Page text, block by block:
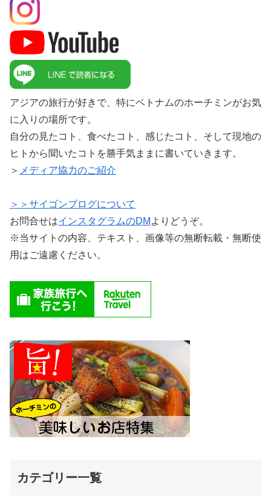
アジアの旅行が好きで、特にベトナムのホーチミンがお気
に入りの場所です。
自分の見たコト、食べたコト、感じたコト、そして現地の
ヒトから聞いたコトを勝手気ままに書いていきます。
＞ メディア協力のご紹介
＞＞サイゴンブログについて
お問合せはインスタグラムのDM よりどうぞ。
※当サイトの内容、テキスト、画像等の無断転載・無断使
用はご遠慮ください。
カテゴリー一覧